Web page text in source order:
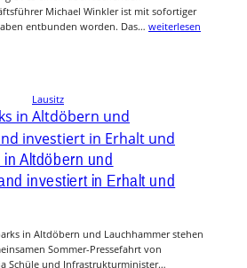
Michael Winkler ist mit sofortiger
entbunden worden. Das… weiterlesen
Lausitz
Altdöbern und
investiert in Erhalt und
in Altdöbern und Lauchhammer stehen
Sommer-Pressefahrt von
Schüle und Infrastrukturminister…